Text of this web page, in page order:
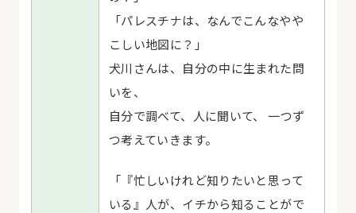
「パレスチナは、なんでこんなやや
こしい地図に？」
犬川さんは、自分の中に生まれた問
いを、
自分で調べて、人に聞いて、 一つず
つ考えていきます。
「『忙しいけれど知りたいと思って
いる』人が、イチから知ることがで